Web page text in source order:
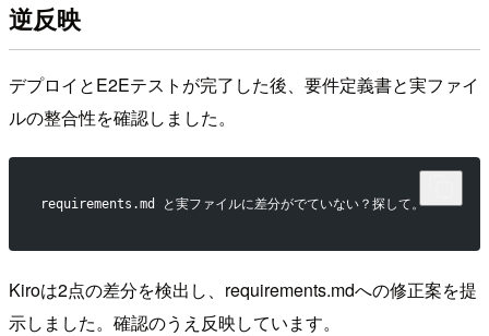
逆反映
デプロイとE2Eテストが完了した後、要件定義書と実ファイ
ルの整合性を確認しました。
requirements.md と実ファイルに差分がでていない？探して。
Kiroは2点の差分を検出し、requirements.mdへの修正案を提
示しました。確認のうえ反映しています。